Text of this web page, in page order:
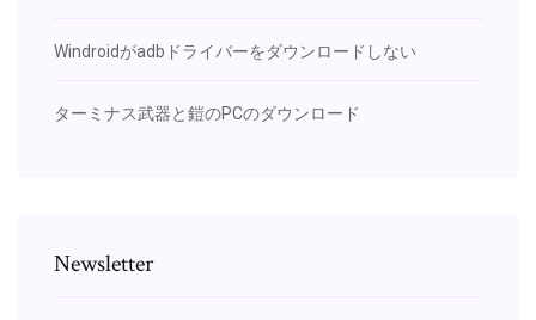
Windroidがadbドライバーをダウンロードしない
ターミナス武器と鎧のPCのダウンロード
Newsletter